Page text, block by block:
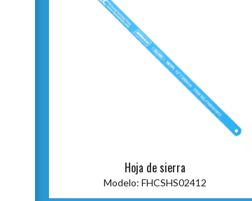
Hoja de sierra
Modelo: FHCSHS02412